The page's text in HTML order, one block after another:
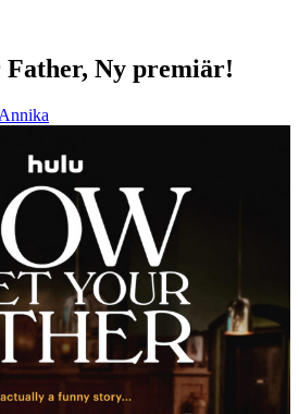
Ny premiär!
Annika